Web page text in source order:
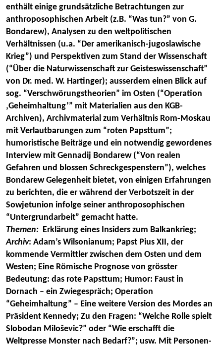
enthält einige grundsätzliche Betrachtungen zur
anthroposophischen Arbeit (z.B. “Was tun?” von G.
Bondarew), Analysen zu den weltpolitischen
Verhältnissen (u.a. “Der amerikanisch-jugoslawische
Krieg”) und Perspektiven zum Stand der Wissenschaft
(“Über die Naturwissenschaft zur Geisteswissenschaft”
von Dr. med. W. Hartinger); ausserdem einen Blick auf
sog. “Verschwörungstheorien” im Osten (“Operation
‚Geheimhaltung’” mit Materialien aus den KGB-
Archiven), Archivmaterial zum Verhältnis Rom-Moskau
mit Verlautbarungen zum “roten Papsttum”;
humoristische Beiträge und ein notwendig gewordenes
Interview mit Gennadij Bondarew (“Von realen
Gefahren und blossen Schreckgespenstern”), welches
Bondarew Gelegenheit bietet, von einigen Erfahrungen
zu berichten, die er während der Verbotszeit in der
Sowjetunion infolge seiner anthroposophischen
“Untergrundarbeit” gemacht hatte.
Themen: Erklärung eines Insiders zum Balkankrieg;
Archiv: Adam’s Wilsonianum; Papst Pius XII, der
kommende Vermittler zwischen dem Osten und dem
Westen; Eine Römische Prognose von grösster
Bedeutung: das rote Papsttum; Humor: Faust in
Dornach – ein Zwiegespräch; Operation
“Geheimhaltung” – Eine weitere Version des Mordes an
Präsident Kennedy; Zu den Fragen: “Welche Rolle spielt
Slobodan Miloševic?” oder “Wie erschafft die
Weltpresse Monster nach Bedarf?”; usw. Mit Personen-